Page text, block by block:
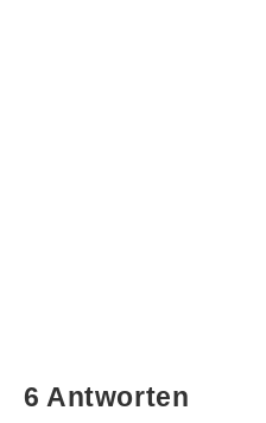
6 Antworten